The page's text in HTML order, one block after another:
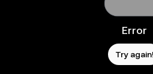
Error
Try again!